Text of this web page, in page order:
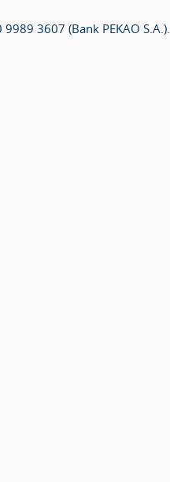
3607 (Bank PEKAO S.A.).